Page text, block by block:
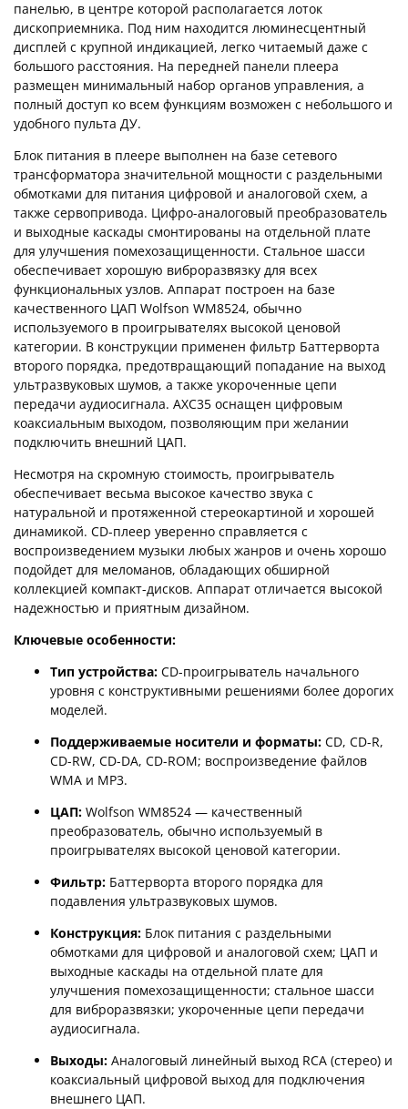
панелью, в центре которой располагается лоток
дископриемника. Под ним находится люминесцентный
дисплей с крупной индикацией, легко читаемый даже с
большого расстояния. На передней панели плеера
размещен минимальный набор органов управления, а
полный доступ ко всем функциям возможен с небольшого и
удобного пульта ДУ.
Блок питания в плеере выполнен на базе сетевого
трансформатора значительной мощности с раздельными
обмотками для питания цифровой и аналоговой схем, а
также сервопривода. Цифро-аналоговый преобразователь
и выходные каскады смонтированы на отдельной плате
для улучшения помехозащищенности. Стальное шасси
обеспечивает хорошую виброразвязку для всех
функциональных узлов. Аппарат построен на базе
качественного ЦАП Wolfson WM8524, обычно
используемого в проигрывателях высокой ценовой
категории. В конструкции применен фильтр Баттерворта
второго порядка, предотвращающий попадание на выход
ультразвуковых шумов, а также укороченные цепи
передачи аудиосигнала. AXC35 оснащен цифровым
коаксиальным выходом, позволяющим при желании
подключить внешний ЦАП.
Несмотря на скромную стоимость, проигрыватель
обеспечивает весьма высокое качество звука с
натуральной и протяженной стереокартиной и хорошей
динамикой. CD-плеер уверенно справляется с
воспроизведением музыки любых жанров и очень хорошо
подойдет для меломанов, обладающих обширной
коллекцией компакт-дисков. Аппарат отличается высокой
надежностью и приятным дизайном.
Ключевые особенности:
Тип устройства: CD-проигрыватель начального
уровня с конструктивными решениями более дорогих
моделей.
Поддерживаемые носители и форматы: CD, CD-R,
CD-RW, CD-DA, CD-ROM; воспроизведение файлов
WMA и MP3.
ЦАП: Wolfson WM8524 — качественный
преобразователь, обычно используемый в
проигрывателях высокой ценовой категории.
Фильтр: Баттерворта второго порядка для
подавления ультразвуковых шумов.
Конструкция: Блок питания с раздельными
обмотками для цифровой и аналоговой схем; ЦАП и
выходные каскады на отдельной плате для
улучшения помехозащищенности; стальное шасси
для виброразвязки; укороченные цепи передачи
аудиосигнала.
Выходы: Аналоговый линейный выход RCA (стерео) и
коаксиальный цифровой выход для подключения
внешнего ЦАП.